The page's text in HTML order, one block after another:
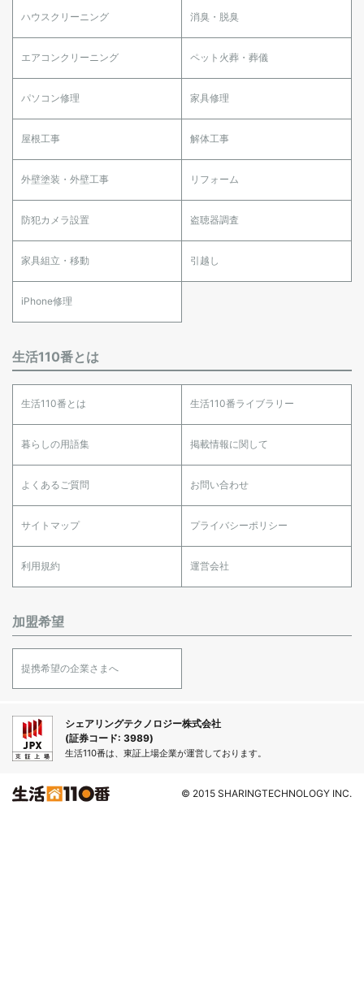
ハウスクリーニング 消臭・脱臭
エアコンクリーニング ペット火葬・葬儀
パソコン修理 家具修理
屋根工事 解体工事
外壁塗装・外壁工事 リフォーム
防犯カメラ設置 盗聴器調査
家具組立・移動 引越し
iPhone修理
生活110番とは
生活110番とは 生活110番ライブラリー
暮らしの用語集 掲載情報に関して
よくあるご質問 お問い合わせ
サイトマップ プライバシーポリシー
利用規約 運営会社
加盟希望
提携希望の企業さまへ
シェアリングテクノロジー株式会社
(証券コード: 3989)
生活110番は、東証上場企業が運営しております。
© 2015 SHARINGTECHNOLOGY INC.